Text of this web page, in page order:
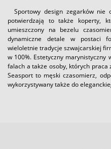
Sportowy design zegarków nie
potwierdzają to także koperty,
umieszczony na bezelu
dynamiczne detale w postaci
wieloletnie tradycje szwajcarskiej
w 100%. Estetyczny
falach a także osoby, których
Seasport to męski czasomierz,
wykorzystywany także do